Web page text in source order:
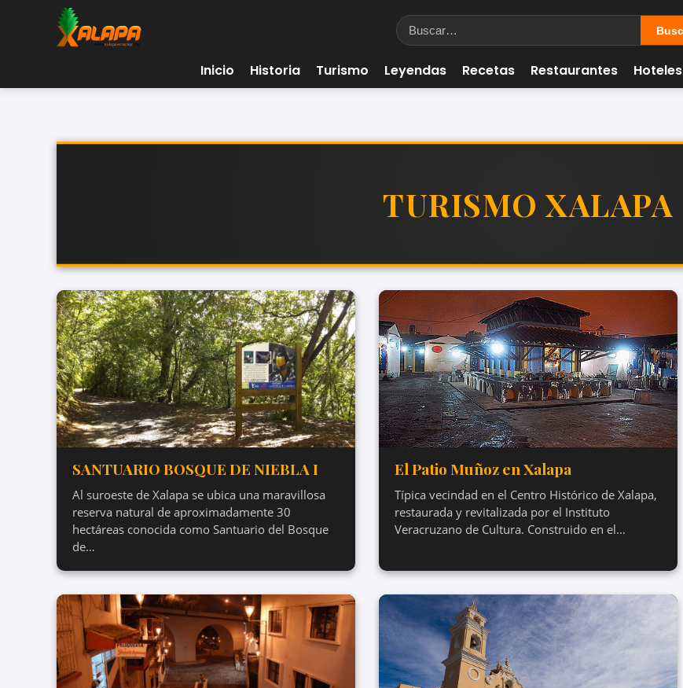
Inicio Historia Turismo Leyendas Recetas Restaurantes Hoteles
TURISMO XALAPA
SANTUARIO BOSQUE DE NIEBLA I
Al suroeste de Xalapa se ubica una maravillosa
reserva natural de aproximadamente 30
hectáreas conocida como Santuario del Bosque
de…
El Patio Muñoz en Xalapa
Típica vecindad en el Centro Histórico de Xalapa,
restaurada y revitalizada por el Instituto
Veracruzano de Cultura. Construido en el…